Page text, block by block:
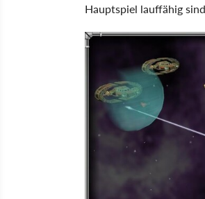
Hauptspiel lauffähig